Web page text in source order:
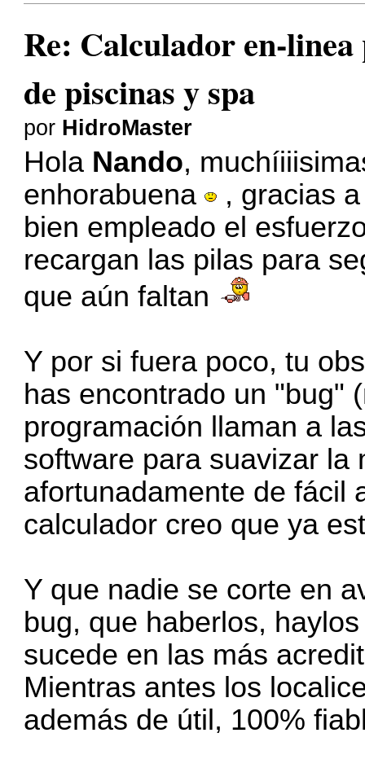
Re: Calculador en-
de piscinas y spa
por HidroMaster
Hola Nando,
enhorabuena
, gracias
bien empleado el
recargan las pilas para
que aún faltan
Y por si fuera poco, tu
has encontrado un "bug"
programación llaman a
software para suavizar
afortunadamente de fácil
calculador creo que ya
Y que nadie se corte en
bug, que haberlos,
sucede en las más
Mientras antes los
además de útil, 100%